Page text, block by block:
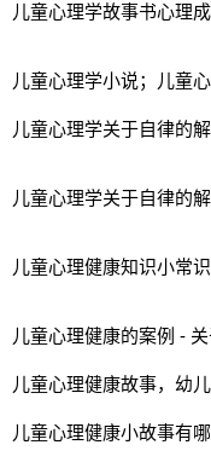
儿童心理学故事书心理
儿童心理学小说；儿童
儿童心理学关于自律的
儿童心理学关于自律的
儿童心理健康知识小常
儿童心理健康的案例 -
儿童心理健康故事，幼
儿童心理健康小故事有